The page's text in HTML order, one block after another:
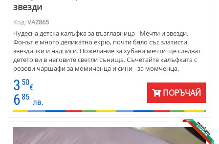
звезди
Код:VAZ865
Чудесна детска калъфка за възглавница - Мечти и звезди.
Фонът е много деликатно екрю, почти бяло със златисти
звездички и надписи. Пожелание за хубави мечти ще следват
детето ви в неговите светли сънища. Съчетайте калъфката с
розови чаршафи за момиченца и сини - за момченца.
3 50
€
6 85
лв.
ПОРЪЧАЙ